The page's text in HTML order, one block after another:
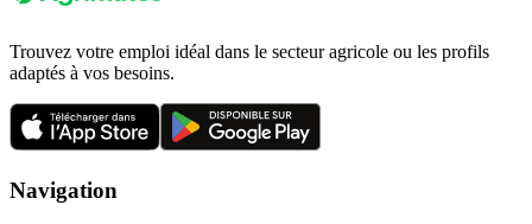
Trouvez votre emploi idéal dans le secteur agricole ou les profils
adaptés à vos besoins.
Navigation